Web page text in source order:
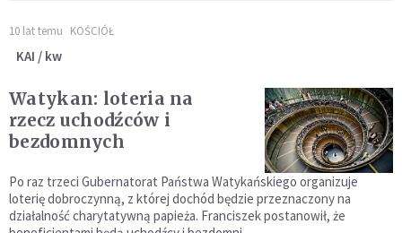
10 lat temu KOŚCIÓŁ
KAI / kw
Watykan: loteria na
rzecz uchodźców i
bezdomnych
Po raz trzeci Gubernatorat Państwa Watykańskiego organizuje
loterię dobroczynną, z której dochód będzie przeznaczony na
działalność charytatywną papieża. Franciszek postanowił, że